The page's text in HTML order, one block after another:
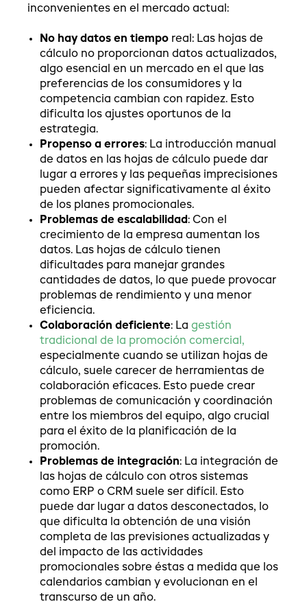
inconvenientes en el mercado actual:
No hay datos en tiemporeal: Las hojas de
cálculo no proporcionan datos actualizados,
algo esencial en un mercado en el que las
preferencias de los consumidores y la
competencia cambian con rapidez. Esto
dificulta los ajustes oportunos de la
estrategia.
Propenso a errores: La introducción manual
de datos en las hojas de cálculo puede dar
lugar a errores y las pequeñas imprecisiones
pueden afectar significativamente al éxito
de los planes promocionales.
Problemas de escalabilidad: Con el
crecimiento de la empresa aumentan los
datos. Las hojas de cálculo tienen
dificultades para manejar grandes
cantidades de datos, lo que puede provocar
problemas de rendimiento y una menor
eficiencia.
Colaboración deficiente: La gestión
tradicional de la promoción comercial,
especialmente cuando se utilizan hojas de
cálculo, suele carecer de herramientas de
colaboración eficaces. Esto puede crear
problemas de comunicación y coordinación
entre los miembros del equipo, algo crucial
para el éxito de la planificación de la
promoción.
Problemas de integración: La integración de
las hojas de cálculo con otros sistemas
como ERP o CRM suele ser difícil. Esto
puede dar lugar a datos desconectados, lo
que dificulta la obtención de una visión
completa de las previsiones actualizadas y
del impacto de las actividades
promocionales sobre éstas a medida que los
calendarios cambian y evolucionan en el
transcurso de un año.